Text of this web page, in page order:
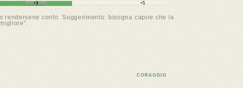
+3 +5
rendersene conto. Suggerimento: bisogna capire che la
CORAGGIO